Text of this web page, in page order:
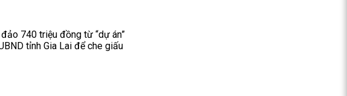
740 triệu đồng từ “dự án”
tỉnh Gia Lai để che giấu